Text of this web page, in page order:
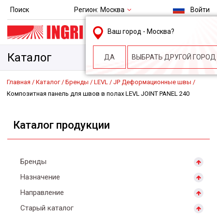
Поиск Регион: Москва
Ваш город - Москва?
ДА ВЫБРАТЬ ДРУГОЙ ГОРОД
Войти
msk@ingri.ru
пн. – пт.: 9.00-18.00
Каталог
Главная Каталог Бренды LEVL
JP Деформационные швы
Композитная панель для швов в полах LEVL JOINT PANEL 240
Каталог продукции
Бренды
Назначение
Направление
Старый каталог